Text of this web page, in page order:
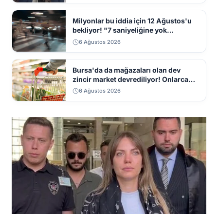
Milyonlar bu iddia için 12 Ağustos'u
bekliyor! "7 saniyeliğine yok
kaybolacak"
6 Ağustos 2026
Bursa'da da mağazaları olan dev
zincir market devrediliyor! Onlarca
mağaza kapatılacak
6 Ağustos 2026